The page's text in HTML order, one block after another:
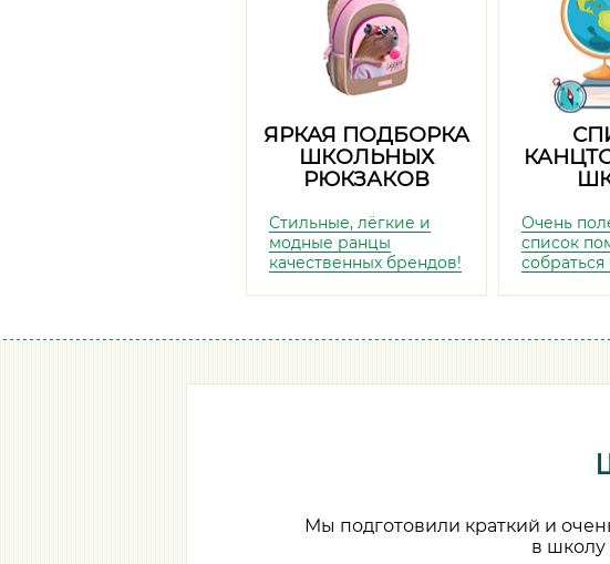
ЯРКАЯ ПОДБОРКА
ШКОЛЬНЫХ
РЮКЗАКОВ
Стильные, лёгкие и
модные ранцы
качественных брендов!
Очень
список
Мы подготовили краткий и
в школу